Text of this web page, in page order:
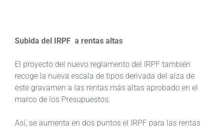
Subida del IRPF a rentas altas
El proyecto del nuevo reglamento del IRPF también
recoge la nueva escala de tipos derivada del alza de
este gravamen a las rentas más altas aprobado en el
marco de los Presupuestos.
Así, se aumenta en dos puntos el IRPF para las rentas